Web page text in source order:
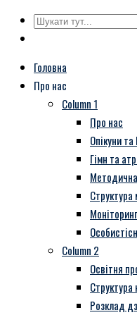
Головна
Про нас
Column 1
Про нас
Опікуни
Гімн та
Структура
Моніторинг
Column 2
Освітня
Структура
Розклад